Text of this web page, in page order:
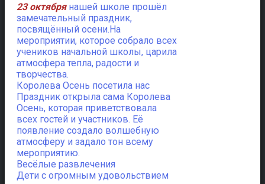
23 октябрянашей школе прошёл
замечательный праздник,
посвящённый осени.На
мероприятии, которое собрало всех
учеников начальной школы, царила
атмосфера тепла, радости и
творчества.
Королева Осень посетила нас
Праздник открыла сама Королева
Осень, которая приветствовала
всех гостей и участников. Её
появление создало волшебную
атмосферу и задало тон всему
мероприятию.
Весёлые развлечения
Дети с огромным удовольствием